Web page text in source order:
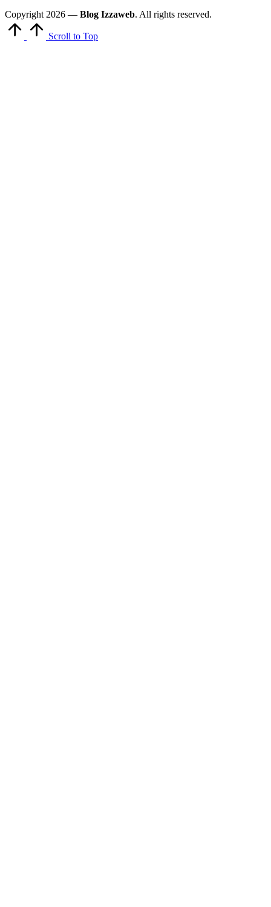
Copyright 2026 — Blog Izzaweb. All rights reserved.
Scroll to Top